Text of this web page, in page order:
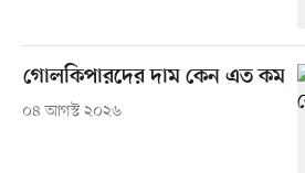
গোলকিপারদের দাম কেন এত কম
০৪ আগস্ট ২০২৬